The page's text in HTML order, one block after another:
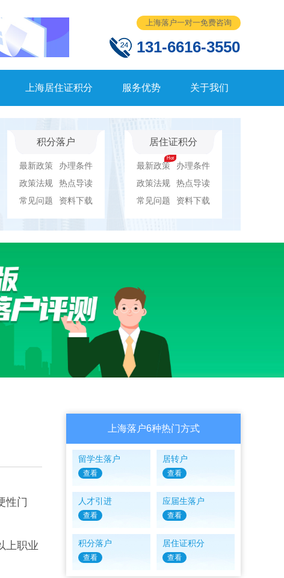
上海落户一对一免费咨询
131-6616-3550
上海居住证积分 服务优势 关于我们
积分落户
最新政策
办理条件
政策法规
热点导读
常见问题
资料下载
居住证积分
最新政策
办理条件
政策法规
热点导读
常见问题
资料下载
性门
上职业
上海落户6种热门方式
留学生落户
查看
居转户
查看
人才引进
查看
应届生落户
查看
积分落户
查看
居住证积分
查看